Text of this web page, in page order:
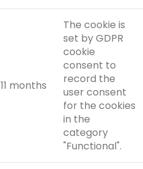
11 months
The cookie is
set by GDPR
cookie
consent to
record the
user consent
for the cookies
in the
category
"Functional".